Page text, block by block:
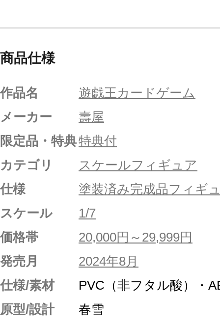
商品仕様
作品名
遊戯王カードゲーム
メーカー
壽屋
限定品・特典特典付
カテゴリ
スケールフィギュア
仕様
塗装済み完成品フィギ
スケール
1/7
価格帯
20,000円～29,999円
発売月
2024年8月
仕様/素材
PVC（非フタル酸）・
原型/設計
春雪